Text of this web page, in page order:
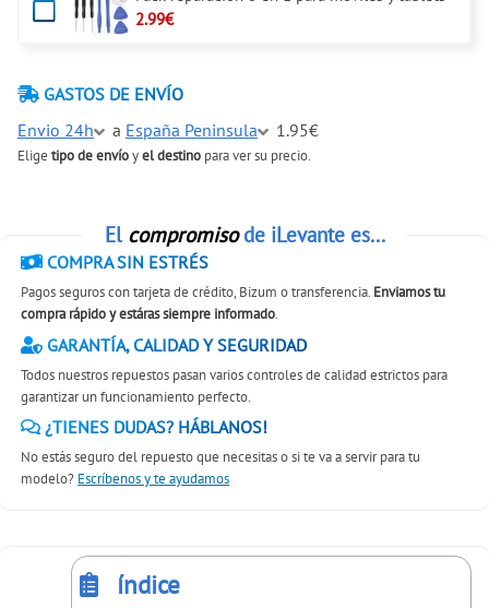
2.99€
GASTOS DE ENVÍO
Envio 24h
a España Peninsula 1.95€
Elige tipo de envíoyel destino para ver su precio.
El compromisode iLevante es...
COMPRA SIN ESTRÉS
Pagos seguros con tarjeta de crédito, Bizum o transferencia. Enviamos tu
compra rápido y estáras siempre informado.
GARANTÍA, CALIDAD Y SEGURIDAD
Todos nuestros repuestos pasan varios controles de calidad estrictos para
garantizar un funcionamiento perfecto.
¿TIENES DUDAS? HÁBLANOS!
No estás seguro del repuesto que necesitas o si te va a servir para tu
modelo? Escríbenos y te ayudamos
índice